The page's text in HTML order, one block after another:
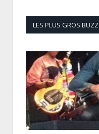
LES PLUS GROS BUZZ